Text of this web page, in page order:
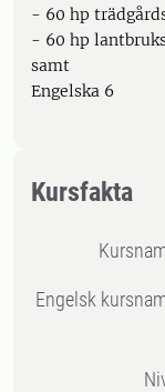
- 60 hp
- 60 hp
samt
Engelska 6
Kursfakta
Engelsk